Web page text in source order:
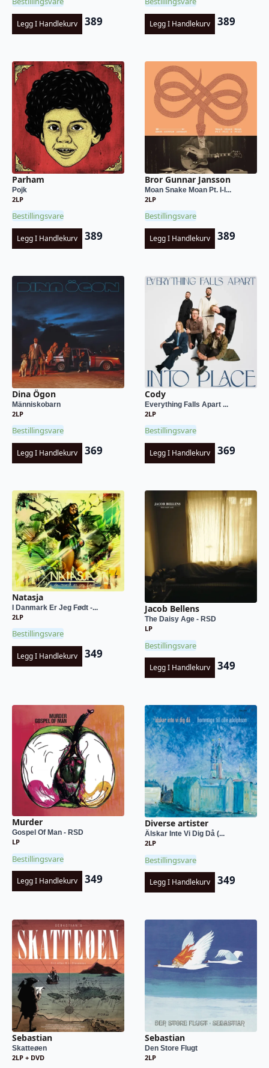
Legg I Handlekurv 389 Legg I Handlekurv 389
Parham
Pojk
2LP
Bestillingsvare
Legg I Handlekurv 389
Bror Gunnar Jansson
Moan Snake Moan Pt. I-I...
2LP
Bestillingsvare
Legg I Handlekurv 389
Dina Ögon
Människobarn
2LP
Bestillingsvare
Legg I Handlekurv 369
Cody
Everything Falls Apart ...
2LP
Bestillingsvare
Legg I Handlekurv 369
Natasja
I Danmark Er Jeg Født -...
2LP
Bestillingsvare
Legg I Handlekurv 349
Jacob Bellens
The Daisy Age - RSD
LP
Bestillingsvare
Legg I Handlekurv 349
Murder
Gospel Of Man - RSD
LP
Bestillingsvare
Legg I Handlekurv 349
Diverse artister
Älskar Inte Vi Dig Då (...
2LP
Bestillingsvare
Legg I Handlekurv 349
Sebastian
Skatteøen
2LP + DVD
Sebastian
Den Store Flugt
2LP